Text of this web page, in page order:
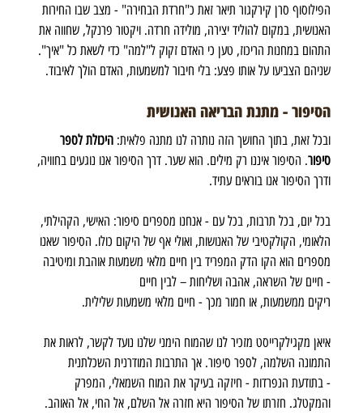
הפילוסוף סרן קירקגור תיאר זאת כ"חרדת הבחירה" - מצב שבו החירות
האנושית, במקום להוליד יצירה, מולידה חרדה. ויקטור פרנקל, שחווה את
התהום במחנות הריכוז, טען כי האדם זקוק ל"למה" כדי לשאת כל "איך".
שניהם הצביעו על אותו פצע: בלי חיבור למשמעות, האדם הולך לאיבוד.
הסיפור - מתנת הבריאה האנושית
ובכל זאת, בתוך החושך הזה נותרה לנו מתנה פלאית: היכולת לספר
סיפור. הסיפור איננו רק מילים. הוא שער. דרך הסיפור אנו נוגעים בחוויה,
ודרך הסיפור אנו בוראים עתיד.
בכל יום, בכל תרבות, בכל עם - אנחנו מספרים סיפור: האישי, הקהילתי,
הלאומי, הקולקטיבי של האנושות, ואולי אף של היקום כולו. הסיפור שאנו
מספרים הוא הקו הדק המפריד בין חיים מלאי משמעות אוהבת ומיטיבה
- חיים של השראה, אהבה ושליחות – לבין חיים
ריקים ממשמעות, או חמור מכך - חיים מלאי משמעות שלילית.
איאן מקגילקרייסט מזכיר לנו שהמוח הימני שלנו נועד לקשר, לראות את
התמונה השלמה, לספר סיפור. אך התרבות המודרנית השכלתנית
- בתודעת הנפרדות - חיזקה בעיקר את המוח השמאלי, המפרק
והמקטלג. חזרתו של הסיפור היא חזרה אל השלם, אל החי, אל האוהב.